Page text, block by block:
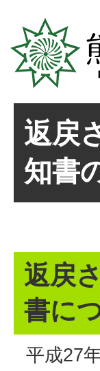
返戻
知書
返戻
書に
平成27